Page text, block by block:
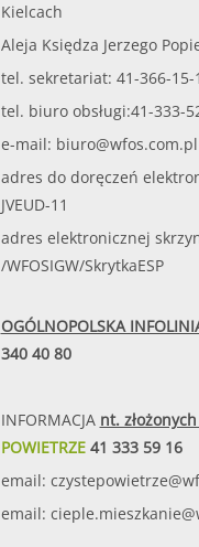
Kielcach
Aleja Księdza Jerzego
tel. sekretariat: 41-366-15-
tel. biuro obsługi:41-333-
e-mail: biuro@wfos.com.pl
adres do doręczeń
JVEUD-11
adres elektronicznej
/WFOSIGW/SkrytkaESP
OGÓLNOPOLSKA
340 40 80
INFORMACJA nt.
POWIETRZE41 333 59 16
email:
email: